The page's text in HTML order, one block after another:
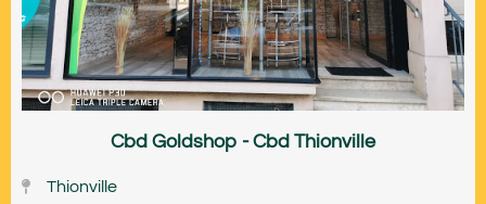
Cbd Goldshop - Cbd Thionville
Thionville